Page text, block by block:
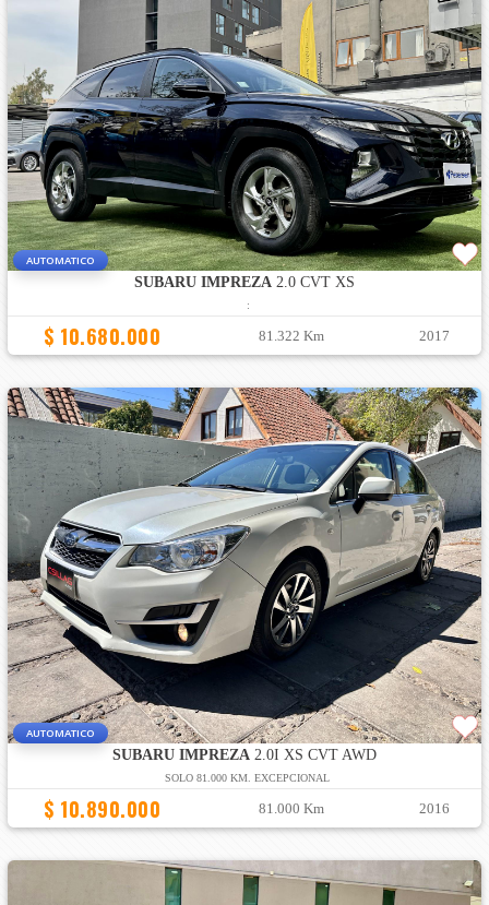
AUTOMATICO
SUBARU IMPREZA2.0 CVT XS
:
$ 10.680.000 81.322 Km 2017
AUTOMATICO
SUBARU IMPREZA2.0I XS CVT AWD
SOLO 81.000 KM. EXCEPCIONAL
$ 10.890.000 81.000 Km 2016